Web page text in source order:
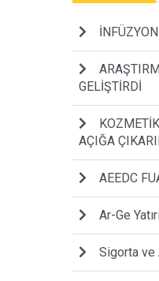
GELİŞTİRDİ
AÇIĞA
AEEDC
Ar-Ge
Sigorta ve